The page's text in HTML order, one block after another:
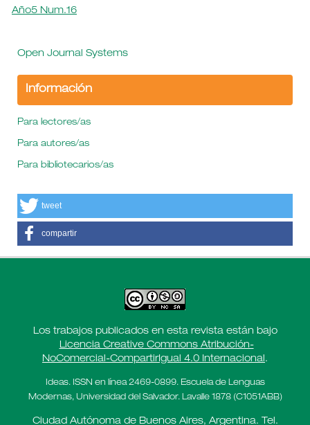
Año5 Num.16
Open Journal Systems
Información
Para lectores/as
Para autores/as
Para bibliotecarios/as
tweet
compartir
Los trabajos publicados en esta revista están bajo
Licencia Creative Commons Atribución-
NoComercial-CompartirIgual 4.0 Internacional .
Ideas. ISSN en línea 2469-0899. Escuela de Lenguas
Modernas, Universidad del Salvador. Lavalle 1878 (C1051ABB)
Ciudad Autónoma de Buenos Aires, Argentina. Tel.